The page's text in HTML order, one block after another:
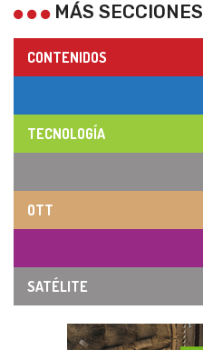
MÁS SECCIONES
CONTENIDOS
TECNOLOGÍA
OTT
SATÉLITE